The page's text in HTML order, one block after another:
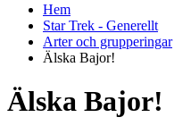
Hem
Star Trek - Generellt
Arter och grupperingar
Älska Bajor!
Älska Bajor!